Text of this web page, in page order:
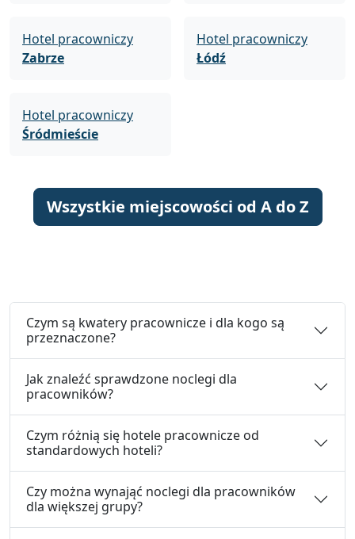
Hotel pracowniczy
Zabrze
Hotel pracowniczy
Łódź
Hotel pracowniczy
Śródmieście
Wszystkie miejscowości od A do Z
Czym są kwatery pracownicze i dla kogo są
przeznaczone?
Jak znaleźć sprawdzone noclegi dla
pracowników?
Czym różnią się hotele pracownicze od
standardowych hoteli?
Czy można wynająć noclegi dla pracowników
dla większej grupy?